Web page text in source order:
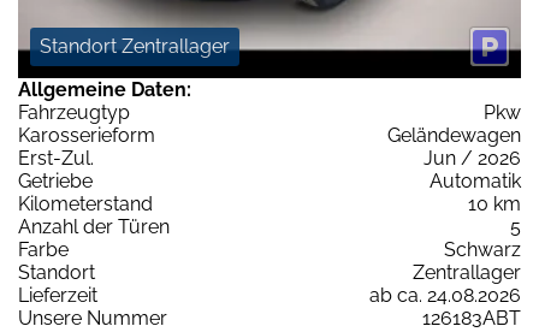
Standort Zentrallager
Allgemeine Daten:
Fahrzeugtyp
Pkw
Karosserieform
Geländewagen
Erst-Zul.
Jun / 2026
Getriebe
Automatik
Kilometerstand
10 km
Anzahl der Türen
5
Farbe
Schwarz
Standort
Zentrallager
Lieferzeit
ab ca. 24.08.2026
Unsere Nummer
126183ABT